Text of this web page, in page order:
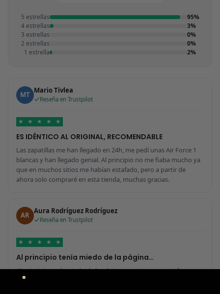
5 estrellas
95%
4 estrellas
3%
3 estrellas
0%
2 estrellas
0%
1 estrella
2%
MT Mario Tivlea
Reseña en Trustpilot
★ ★ ★ ★ ★
ES IDÉNTICO AL ORIGINAL, RECOMENDABLE
Las zapatillas me han llegado en 24h, me pedí unas Air Force 1
blancas y han llegado genial. Al principio no me fiaba mucho ya
que en muchos sitios me habían estafado, pero a partir de
ahora solo compraré en esta tienda, muchas gracias.
AR Aura Rodríguez Rodríguez
Reseña en Trustpilot
★ ★ ★ ★ ★
Al principio tenía miedo de la página…
Al principio tenía miedo de la página por si era una estafa, pero
me ha sorprendido para bien porque todo ha sido increíble. Me